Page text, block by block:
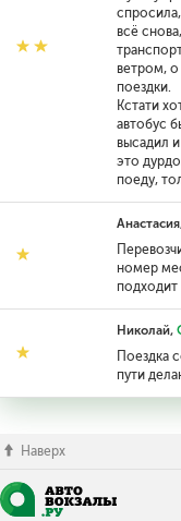
всё
ветром, о
поездки.
Кстати
автобус
высадил
это
поеду,
номер
подходит
Николай,
Поездка
пути
Наверх